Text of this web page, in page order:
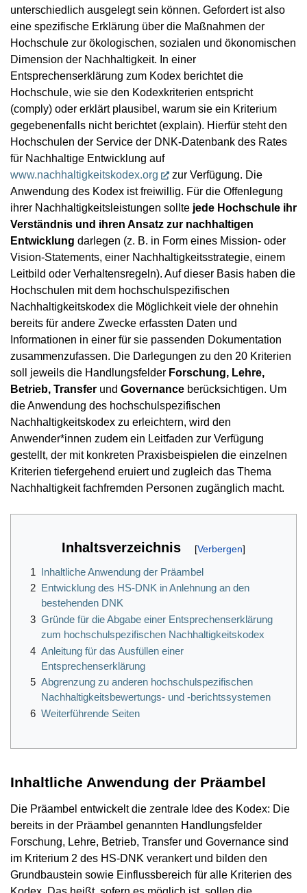
unterschiedlich ausgelegt sein können. Gefordert ist also
eine spezifische Erklärung über die Maßnahmen der
Hochschule zur ökologischen, sozialen und ökonomischen
Dimension der Nachhaltigkeit. In einer
Entsprechenserklärung zum Kodex berichtet die
Hochschule, wie sie den Kodexkriterien entspricht
(comply) oder erklärt plausibel, warum sie ein Kriterium
gegebenenfalls nicht berichtet (explain). Hierfür steht den
Hochschulen der Service der DNK-Datenbank des Rates
für Nachhaltige Entwicklung auf
www.nachhaltigkeitskodex.org
zur Verfügung. Die
Anwendung des Kodex ist freiwillig. Für die Offenlegung
ihrer Nachhaltigkeitsleistungen sollte jede Hochschule ihr
Verständnis und ihren Ansatz zur nachhaltigen
Entwicklung darlegen (z. B. in Form eines Mission- oder
Vision-Statements, einer Nachhaltigkeitsstrategie, einem
Leitbild oder Verhaltensregeln). Auf dieser Basis haben die
Hochschulen mit dem hochschulspezifischen
Nachhaltigkeitskodex die Möglichkeit viele der ohnehin
bereits für andere Zwecke erfassten Daten und
Informationen in einer für sie passenden Dokumentation
zusammenzufassen. Die Darlegungen zu den 20 Kriterien
soll jeweils die Handlungsfelder Forschung, Lehre,
Betrieb, Transfer und Governance berücksichtigen. Um
die Anwendung des hochschulspezifischen
Nachhaltigkeitskodex zu erleichtern, wird den
Anwender*innen zudem ein Leitfaden zur Verfügung
gestellt, der mit konkreten Praxisbeispielen die einzelnen
Kriterien tiefergehend eruiert und zugleich das Thema
Nachhaltigkeit fachfremden Personen zugänglich macht.
Inhaltsverzeichnis
1 Inhaltliche Anwendung der Präambel
2 Entwicklung des HS-DNK in Anlehnung an den
bestehenden DNK
3 Gründe für die Abgabe einer Entsprechenserklärung
zum hochschulspezifischen Nachhaltigkeitskodex
4 Anleitung für das Ausfüllen einer
Entsprechenserklärung
5 Abgrenzung zu anderen hochschulspezifischen
Nachhaltigkeitsbewertungs- und -berichtssystemen
6 Weiterführende Seiten
Inhaltliche Anwendung der Präambel
Die Präambel entwickelt die zentrale Idee des Kodex: Die
bereits in der Präambel genannten Handlungsfelder
Forschung, Lehre, Betrieb, Transfer und Governance sind
im Kriterium 2 des HS-DNK verankert und bilden den
Grundbaustein sowie Einflussbereich für alle Kriterien des